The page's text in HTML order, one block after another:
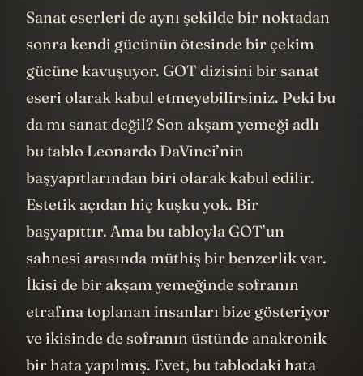
Sanat eserleri de aynı şekilde bir noktadan
sonra kendi gücünün ötesinde bir çekim
gücüne kavuşuyor. GOT dizisini bir sanat
eseri olarak kabul etmeyebilirsiniz. Peki bu
da mı sanat değil? Son akşam yemeği adlı
bu tablo Leonardo DaVinci’nin
başyapıtlarından biri olarak kabul edilir.
Estetik açıdan hiç kuşku yok. Bir
başyapıttır. Ama bu tabloyla GOT’un
sahnesi arasında müthiş bir benzerlik var.
İkisi de bir akşam yemeğinde sofranın
etrafına toplanan insanları bize gösteriyor
ve ikisinde de sofranın üstünde anakronik
bir hata yapılmış. Evet, bu tablodaki hata